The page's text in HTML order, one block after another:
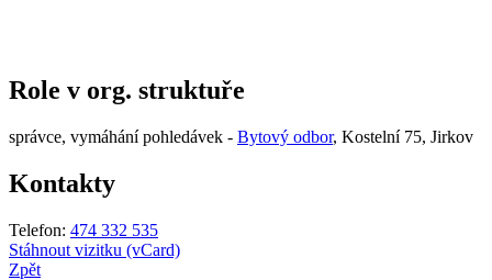
Role v org. struktuře
správce, vymáhání pohledávek - Bytový odbor, Kostelní 75, Jirkov
Kontakty
Telefon: 474 332 535
Stáhnout vizitku (vCard)
Zpět